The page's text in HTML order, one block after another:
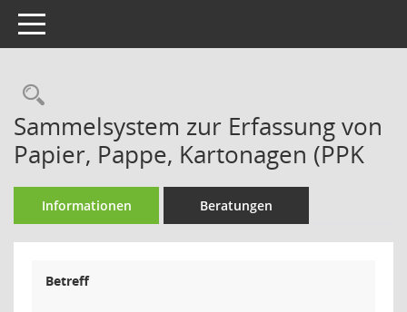
Toggle navigation
Rechercheauswahl
Sammelsystem zur Erfassung von
Papier, Pappe, Kartonagen (PPK
Informationen Beratungen
Betreff